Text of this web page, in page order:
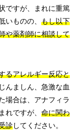
ですが、まれに重篤
いものの、 もし以下
や薬剤師に相談して
るアレルギー反応と
んましん、急激な血
場合は、アナフィラ
れですが、 命に関わ
診してください。